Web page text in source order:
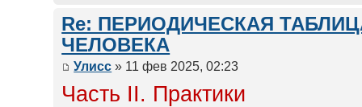
Re: ПЕРИОДИЧЕСКАЯ
ЧЕЛОВЕКА
Улисс » 11 фев 2025, 02:23
Часть II. Практики